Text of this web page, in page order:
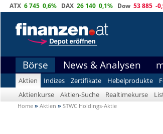
ATX 6 745 0,6% DAX 26 140 0,1% Dow 53 885 -
Börse News & Analysen
Aktien Indizes Zertifikate Hebelprodukte
Aktienkurse
Aktien-Suche Realtimekurse
Home » Aktien » STWC Holdings-Aktie